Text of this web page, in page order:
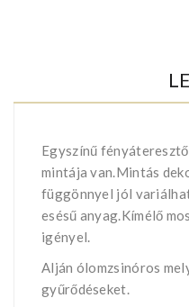
Egyszínű
mintája van.Mintás
függönnyel jól
esésű anyag.Kímélő
igényel.
Alján ólomzsinóros
gyűrődéseket.